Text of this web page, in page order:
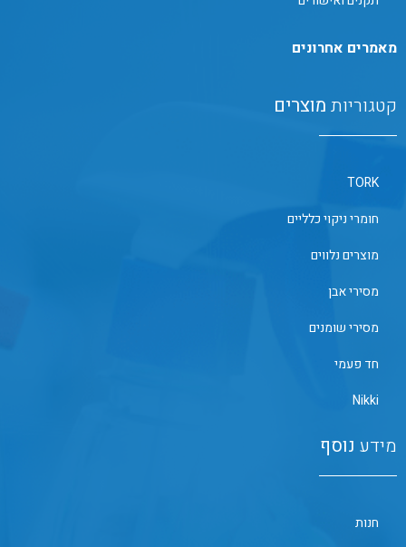
מאמרים אחרונים
קטגוריות מוצרים
TORK
חומרי ניקוי כלליים
מוצרים נלווים
מסירי אבן
מסירי שומנים
חד פעמי
Nikki
מידע נוסף
חנות